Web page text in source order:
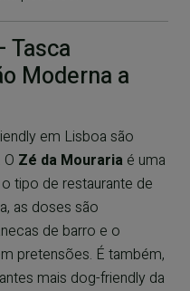
Tasca
Moderna a
em Lisboa são
Zé da Mouraria é uma
tipo de restaurante de
as doses são
de barro e o
pretensões. É também,
mais dog-friendly da